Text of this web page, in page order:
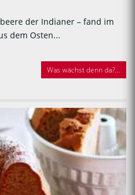
der Indianer – fand im
dem Osten...
Was wächst denn da?...